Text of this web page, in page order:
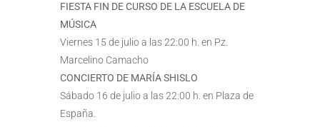
FIESTA FIN DE CURSO DE LA ESCUELA DE
MÚSICA
Viernes 15 de julio a las 22:00 h. en Pz.
Marcelino Camacho
CONCIERTO DE MARÍA SHISLO
Sábado 16 de julio a las 22:00 h. en Plaza de
España.